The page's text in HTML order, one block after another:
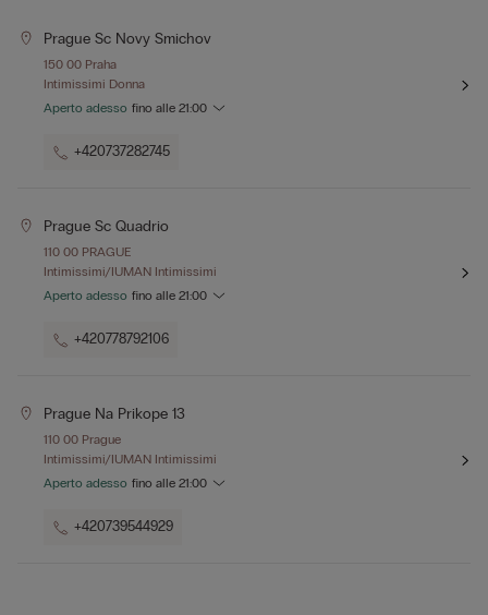
Prague Sc Novy Smichov
150 00 Praha
Intimissimi Donna
Aperto adesso fino alle 21:00
+420737282745
Prague Sc Quadrio
110 00 PRAGUE
Intimissimi/IUMAN Intimissimi
Aperto adesso fino alle 21:00
+420778792106
Prague Na Prikope 13
110 00 Prague
Intimissimi/IUMAN Intimissimi
Aperto adesso fino alle 21:00
+420739544929